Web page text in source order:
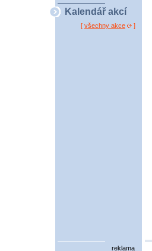
Kalendář akcí
[ všechny akce ]
reklama